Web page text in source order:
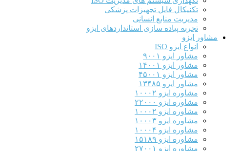
تکنیکال فایل تجهیزات پزشکی
مدیریت منابع انسانی
تجربه پیاده سازی استانداردهای ایزو
مشاور ایزو
انواع ایزو ISO
مشاور ایزو ۹۰۰۱
مشاور ایزو ۱۴۰۰۱
مشاور ایزو ۴۵۰۰۱
مشاور ایزو ۱۳۴۸۵
مشاوره ایزو ۱۰۰۰۲
مشاوره ایزو ۲۲۰۰۰
مشاوره ایزو ۱۰۰۰۲
مشاوره ایزو ۱۰۰۰۳
مشاوره ایزو ۱۰۰۰۴
مشاوره ایزو ۱۵۱۸۹
مشاوره ایزو ۲۷۰۰۱